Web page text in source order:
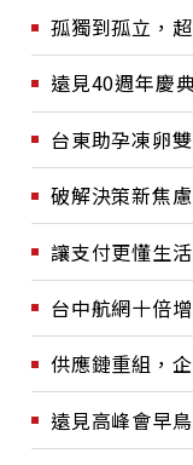
孤獨到孤立，
遠見40週年慶
台東助孕凍卵雙
破解決策新焦
讓支付更懂生
台中航網十倍
供應鏈重組，
遠見高峰會早